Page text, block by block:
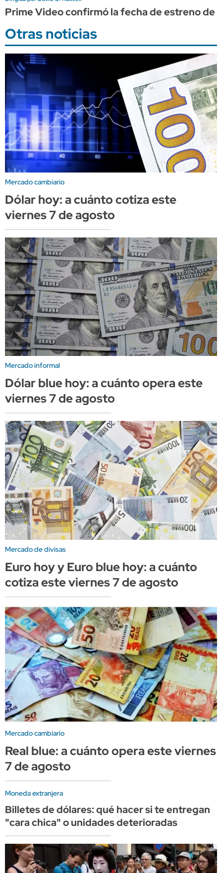
Prime Video confirmó la fecha de estreno de
Otras noticias
Mercado cambiario
Dólar hoy: a cuánto cotiza este
viernes 7 de agosto
Mercado informal
Dólar blue hoy: a cuánto opera este
viernes 7 de agosto
Mercado de divisas
Euro hoy y Euro blue hoy: a cuánto
cotiza este viernes 7 de agosto
Mercado cambiario
Real blue: a cuánto opera este viernes
7 de agosto
Moneda extranjera
Billetes de dólares: qué hacer si te entregan
"cara chica" o unidades deterioradas